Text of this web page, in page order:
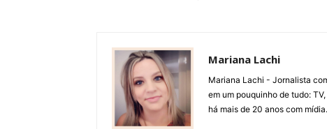
Mariana Lachi
Mariana Lachi - Jornalista
em um pouquinho de tudo:
há mais de 20 anos com mídia.